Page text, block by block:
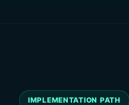
IMPLEMENTATION PATH